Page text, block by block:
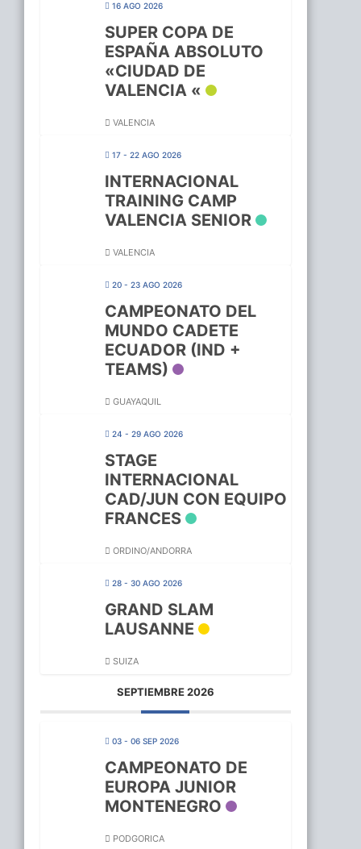
16 AGO 2026
SUPER COPA DE
ESPAÑA ABSOLUTO
«CIUDAD DE
VALENCIA «
VALENCIA
17 - 22 AGO 2026
INTERNACIONAL
TRAINING CAMP
VALENCIA SENIOR
VALENCIA
20 - 23 AGO 2026
CAMPEONATO DEL
MUNDO CADETE
ECUADOR (IND +
TEAMS)
GUAYAQUIL
24 - 29 AGO 2026
STAGE
INTERNACIONAL
CAD/JUN CON EQUIPO
FRANCES
ORDINO/ANDORRA
28 - 30 AGO 2026
GRAND SLAM
LAUSANNE
SUIZA
SEPTIEMBRE 2026
03 - 06 SEP 2026
CAMPEONATO DE
EUROPA JUNIOR
MONTENEGRO
PODGORICA